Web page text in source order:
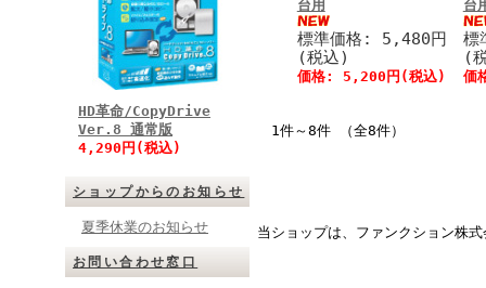
HD革命/CopyDrive
Ver.8 通常版
4,290円(税込)
ショップからのお知らせ
夏季休業のお知らせ
お問い合わせ窓口
台用
標準価格: 5,480円
(税込)
価格: 5,200円 (税込)
台
標
(
価
1件～8件 （全8件）
当ショップは、ファンクション株